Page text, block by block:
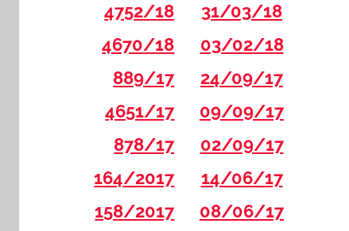
4752/18
31/03/18
4670/18
03/02/18
889/17
24/09/17
4651/17
09/09/17
878/17
02/09/17
164/2017
14/06/17
158/2017
08/06/17